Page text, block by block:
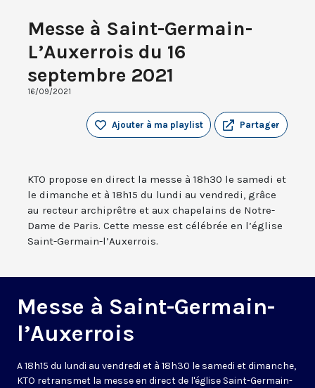
Messe à Saint-Germain-
L’Auxerrois du 16
septembre 2021
16/09/2021
Partager
Ajouter à ma playlist
KTO propose en direct la messe à 18h30 le samedi et
le dimanche et à 18h15 du lundi au vendredi, grâce
au recteur archiprêtre et aux chapelains de Notre-
Dame de Paris. Cette messe est célébrée en l’église
Saint-Germain-l’Auxerrois.
Messe à Saint-Germain-
l’Auxerrois
A 18h15 du lundi au vendredi et à 18h30 le samedi et dimanche,
KTO retransmet la messe en direct de l'église Saint-Germain-